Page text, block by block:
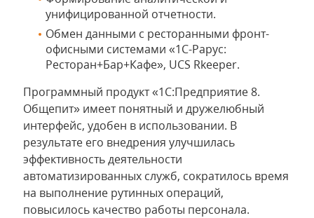
унифицированной отчетности.
Обмен данными с ресторанными фронт-
офисными системами «1С-Рарус:
Ресторан+Бар+Кафе», UCS Rkeeper.
Программный продукт «1С:Предприятие 8.
Общепит» имеет понятный и дружелюбный
интерфейс, удобен в использовании. В
результате его внедрения улучшилась
эффективность деятельности
автоматизированных служб, сократилось время
на выполнение рутинных операций,
повысилось качество работы персонала.